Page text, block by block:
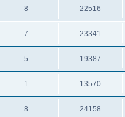
8 22516
7 23341
5 19387
1 13570
8 24158